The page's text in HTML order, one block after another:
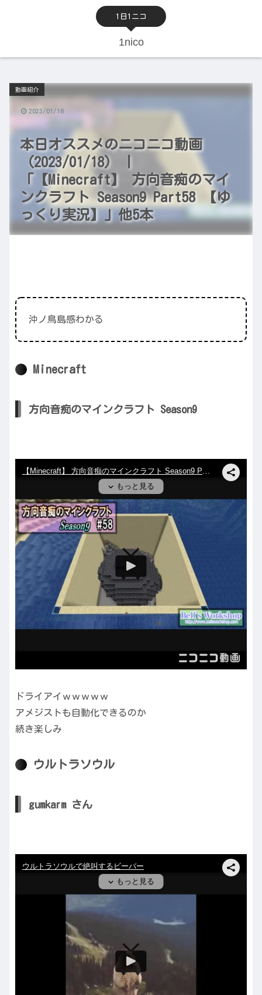
1日1ニコ
1nico
本日オススメのニコニコ動画
（2023/01/18） |
「【Minecraft】 方向音痴のマイ
ンクラフト Season9 Part58 【ゆ
っくり実況】」他5本
動画紹介
2023/01/18
沖ノ鳥島感わかる
Minecraft
方向音痴のマインクラフト Season9
ドライアイｗｗｗｗｗ
アメジストも自動化できるのか
続き楽しみ
ウルトラソウル
gumkarm さん